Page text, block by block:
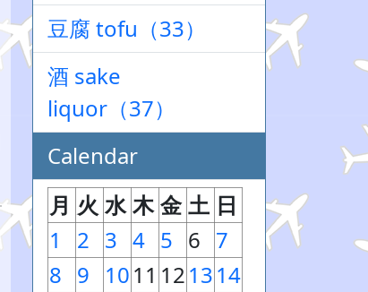
豆腐 tofu（33）
酒 sake
liquor（37）
Calendar
月 火 水 木 金 土 日
1
2 3 4 5 6 7
8 9 1011 121314